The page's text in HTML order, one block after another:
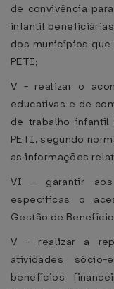
de convivência
infantil beneficiárias
dos municípios
PETI;
V - realizar o
educativas e de
de trabalho infantil
PETI, segundo
as informações
VI - garantir aos
específicas o
Gestão de
V - realizar a
atividades
benefícios